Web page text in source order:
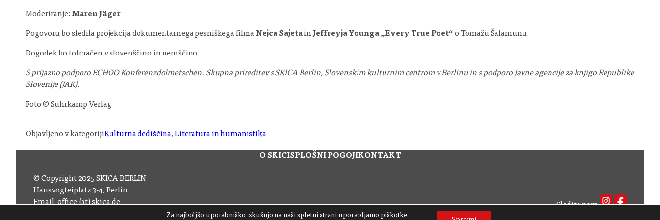
Moderiranje: Maren Jäger
Pogovoru bo sledila projekcija dokumentarnega pesniškega filmaNejca Sajetain Jeffreyja Younga „Every True Poet“ o Tomažu Šalamunu.
Dogodek bo tolmačen v slovenščino in nemščino.
S prijazno podporo ECHOO Konferenzdolmetschen. Skupna prireditev s SKICA Berlin, Slovenskim kulturnim centrom v Berlinu in s podporo Javne agencije za knjigo Republike
Slovenije (JAK).
Foto © Suhrkamp Verlag
Objavljeno v kategorijiKulturna dediščina, Literatura in humanistika
Za najboljšo uporabniško izkušnjo na naši spletni strani uporabljamo piškotke.
O SKICISPLOŠNI POGOJIKONTAKT
© Copyright 2025 SKICA BERLIN
Hausvogteiplatz 3-4, Berlin
Email: office (at) skica.de
Sledite nam